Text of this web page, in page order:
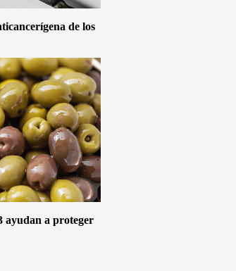
de los
ayudan a proteger